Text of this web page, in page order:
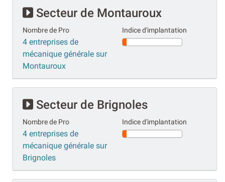
Secteur de Montauroux
Nombre de Pro
4 entreprises de
mécanique générale sur
Montauroux
Indice d'implantation
Secteur de Brignoles
Nombre de Pro
4 entreprises de
mécanique générale sur
Brignoles
Indice d'implantation